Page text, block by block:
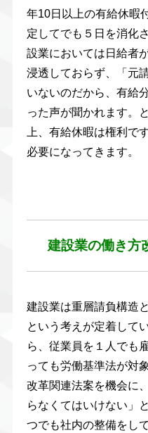
年10日以上の有給休暇
定してでも５日を消化
設業においては日給者
浸透しておらず、「元
いないのだから、有給
った声が聞かれます。
上、有給休暇は権利で
必要になってきます。
建設業の働き方
建設業は重層請負構造
という考えが定着して
ら、従業員を１人でも
っても労働基準法が対
改革関連法案を機会に
らなくてはいけない」
つでも社内の整備をし